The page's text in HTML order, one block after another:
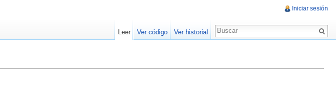
Iniciar sesión
Leer Ver código Ver historial